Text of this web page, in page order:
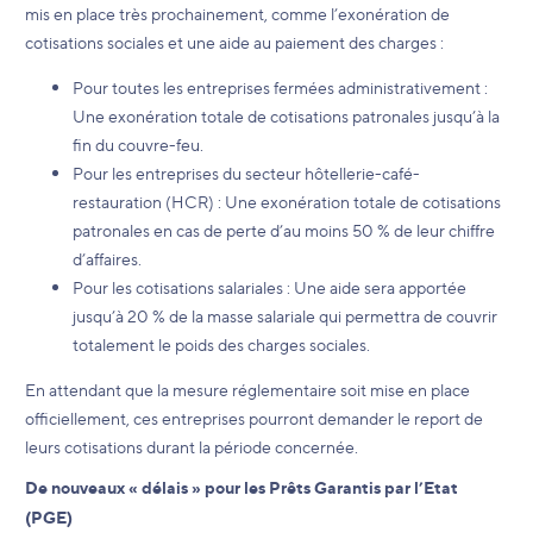
mis en place très prochainement, comme l’exonération de
cotisations sociales et une aide au paiement des charges :
Pour toutes les entreprises fermées administrativement :
Une exonération totale de cotisations patronales jusqu’à la
fin du couvre-feu.
Pour les entreprises du secteur hôtellerie-café-
restauration (HCR) : Une exonération totale de cotisations
patronales en cas de perte d’au moins 50 % de leur chiffre
d’affaires.
Pour les cotisations salariales : Une aide sera apportée
jusqu’à 20 % de la masse salariale qui permettra de couvrir
totalement le poids des charges sociales.
En attendant que la mesure réglementaire soit mise en place
officiellement, ces entreprises pourront demander le report de
leurs cotisations durant la période concernée.
De nouveaux « délais » pour les Prêts Garantis par l’Etat
(PGE)